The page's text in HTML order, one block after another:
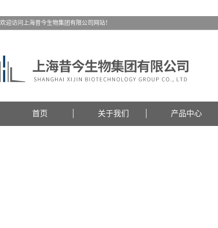
欢迎访问上海昔今生物集团有限公司网站！
首页 关于我们 产品中心